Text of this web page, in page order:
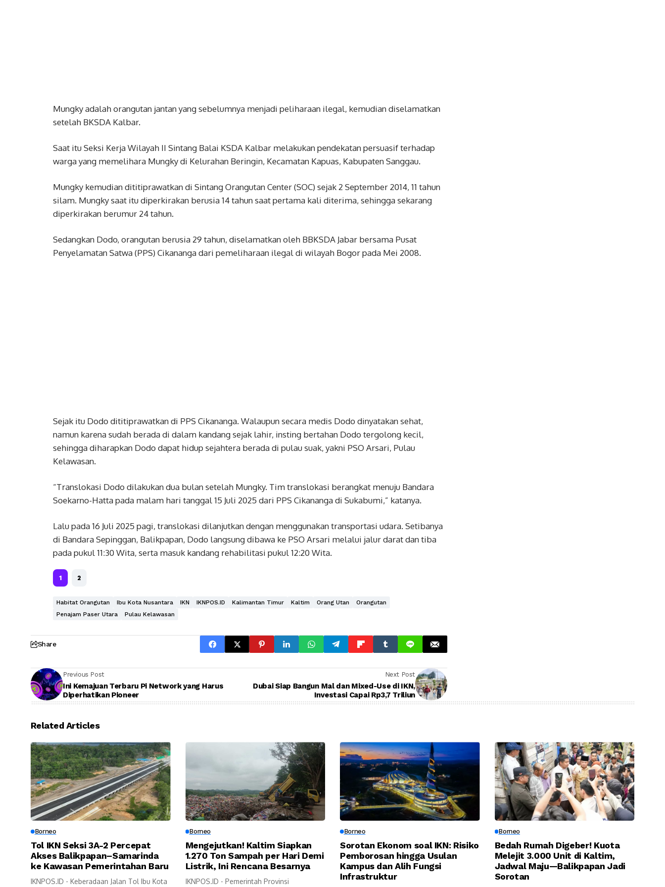
Mungky adalah orangutan jantan yang sebelumnya menjadi peliharaan ilegal, kemudian diselamatkan
setelah BKSDA Kalbar.
Saat itu Seksi Kerja Wilayah II Sintang Balai KSDA Kalbar melakukan pendekatan persuasif terhadap
warga yang memelihara Mungky di Kelurahan Beringin, Kecamatan Kapuas, Kabupaten Sanggau.
Mungky kemudian dititiprawatkan di Sintang Orangutan Center (SOC) sejak 2 September 2014, 11 tahun
silam. Mungky saat itu diperkirakan berusia 14 tahun saat pertama kali diterima, sehingga sekarang
diperkirakan berumur 24 tahun.
Sedangkan Dodo, orangutan berusia 29 tahun, diselamatkan oleh BBKSDA Jabar bersama Pusat
Penyelamatan Satwa (PPS) Cikananga dari pemeliharaan ilegal di wilayah Bogor pada Mei 2008.
Sejak itu Dodo dititiprawatkan di PPS Cikananga. Walaupun secara medis Dodo dinyatakan sehat,
namun karena sudah berada di dalam kandang sejak lahir, insting bertahan Dodo tergolong kecil,
sehingga diharapkan Dodo dapat hidup sejahtera berada di pulau suak, yakni PSO Arsari, Pulau
Kelawasan.
“Translokasi Dodo dilakukan dua bulan setelah Mungky. Tim translokasi berangkat menuju Bandara
Soekarno-Hatta pada malam hari tanggal 15 Juli 2025 dari PPS Cikananga di Sukabumi,” katanya.
Lalu pada 16 Juli 2025 pagi, translokasi dilanjutkan dengan menggunakan transportasi udara. Setibanya
di Bandara Sepinggan, Balikpapan, Dodo langsung dibawa ke PSO Arsari melalui jalur darat dan tiba
pada pukul 11:30 Wita, serta masuk kandang rehabilitasi pukul 12:20 Wita.
1 2
Habitat Orangutan Ibu Kota Nusantara IKN IKNPOS.ID Kalimantan Timur Kaltim Orang Utan
Orangutan
Penajam Paser Utara
Pulau Kelawasan
Share
Previous Post
Ini Kemajuan Terbaru Pi Network yang Harus
Diperhatikan Pioneer
Next Post
Dubai Siap Bangun Mal dan Mixed-Use di IKN,
Investasi Capai Rp3,7 Triliun
Related Articles
Borneo
Tol IKN Seksi 3A-2 Percepat
Akses Balikpapan–Samarinda
ke Kawasan Pemerintahan Baru
IKNPOS.ID - Keberadaan Jalan Tol Ibu Kota
Borneo
Mengejutkan! Kaltim Siapkan
1.270 Ton Sampah per Hari Demi
Listrik, Ini Rencana Besarnya
IKNPOS.ID - Pemerintah Provinsi
Borneo
Sorotan Ekonom soal IKN: Risiko
Pemborosan hingga Usulan
Kampus dan Alih Fungsi
Infrastruktur
Borneo
Bedah Rumah Digeber! Kuota
Melejit 3.000 Unit di Kaltim,
Jadwal Maju—Balikpapan Jadi
Sorotan